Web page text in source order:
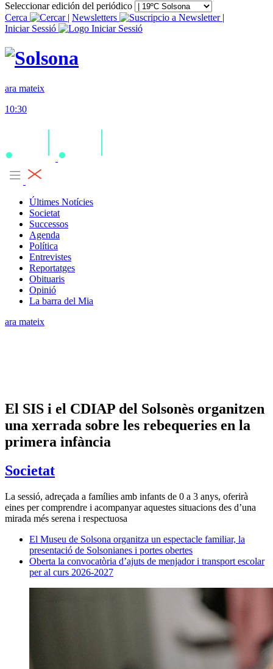
Seleccionar edición del periódico
Cerca
| Newsletters
|
Iniciar Sessió
ara mateix
10:30
Últimes Notícies
Societat
Successos
Agenda
Política
Entrevistes
Reportatges
Obituaris
Opinió
La barra del Mia
ara mateix
El SIS i el CDIAP del Solsonès organitzen
una xerrada sobre les rebequeries en la
primera infància
Societat
La sessió, adreçada a famílies amb infants de 0 a 3 anys, oferirà
eines per comprendre i acompanyar aquestes situacions des d’una
mirada més serena i respectuosa
El Museu de Solsona organitza un espectacle familiar, la
presentació de Solsonianes i portes obertes
Oberta la convocatòria d’ajuts de menjador i transport escolar
per al curs 2026-2027